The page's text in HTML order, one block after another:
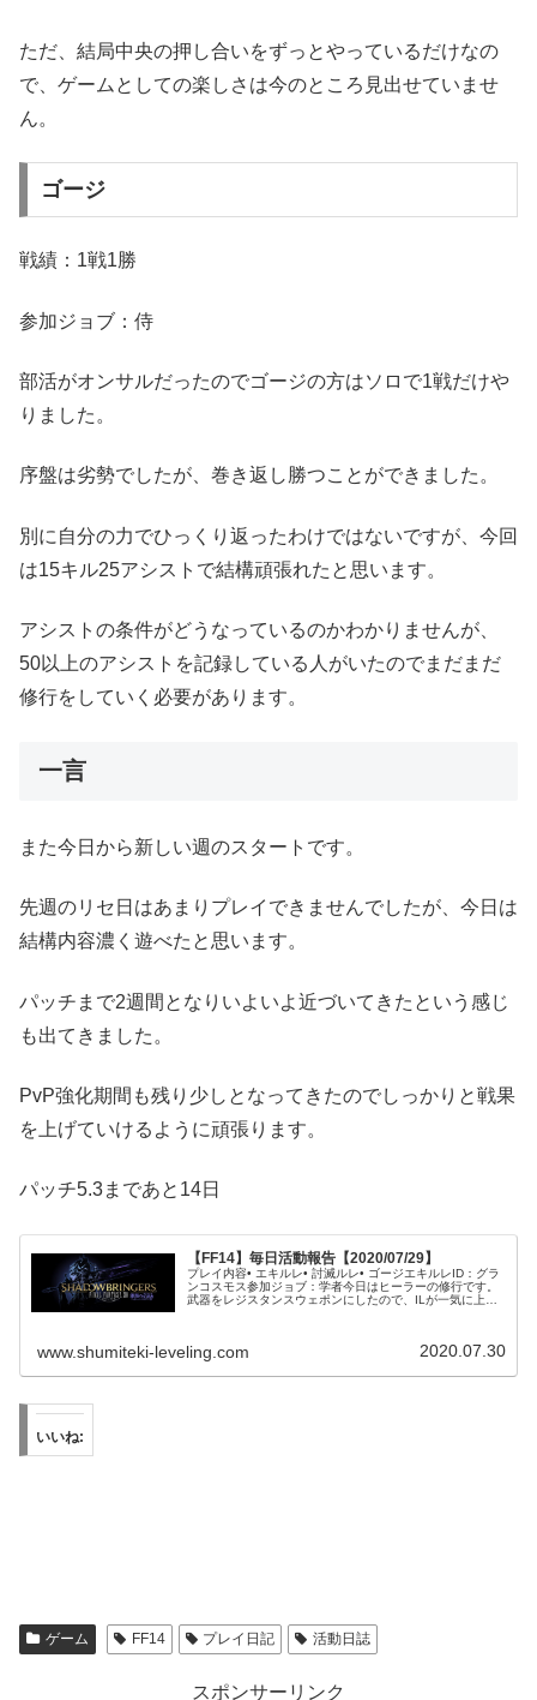
ただ、結局中央の押し合いをずっとやっているだけなの
で、ゲームとしての楽しさは今のところ見出せていませ
ん。
ゴージ
戦績：1戦1勝
参加ジョブ：侍
部活がオンサルだったのでゴージの方はソロで1戦だけや
りました。
序盤は劣勢でしたが、巻き返し勝つことができました。
別に自分の力でひっくり返ったわけではないですが、今回
は15キル25アシストで結構頑張れたと思います。
アシストの条件がどうなっているのかわかりませんが、
50以上のアシストを記録している人がいたのでまだまだ
修行をしていく必要があります。
一言
また今日から新しい週のスタートです。
先週のリセ日はあまりプレイできませんでしたが、今日は
結構内容濃く遊べたと思います。
パッチまで2週間となりいよいよ近づいてきたという感じ
も出てきました。
PvP強化期間も残り少しとなってきたのでしっかりと戦果
を上げていけるように頑張ります。
パッチ5.3まであと14日
【FF14】毎日活動報告【2020/07/29】
プレイ内容• エキルレ• 討滅ルレ• ゴージエキルレID：グラ
ンコスモス参加ジョブ：学者今日はヒーラーの修行です。
武器をレジスタンスウェポンにしたので、ILが一気に上が
www.shumiteki-leveling.com 2020.07.30
いいね:
ゲーム FF14 プレイ日記 活動日誌
スポンサーリンク